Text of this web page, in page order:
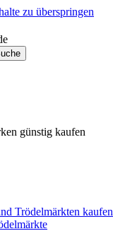
zu überspringen
günstig kaufen
Trödelmärkten kaufen